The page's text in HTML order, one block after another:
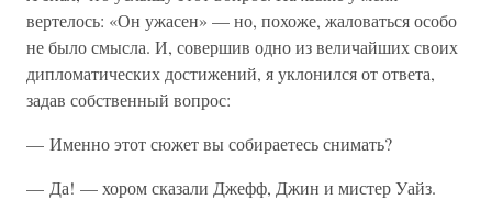
вертелось: «Он ужасен» — но, похоже, жаловаться особо
не было смысла. И, совершив одно из величайших своих
дипломатических достижений, я уклонился от ответа,
задав собственный вопрос:
— Именно этот сюжет вы собираетесь снимать?
— Да! — хором сказали Джефф, Джин и мистер Уайз.